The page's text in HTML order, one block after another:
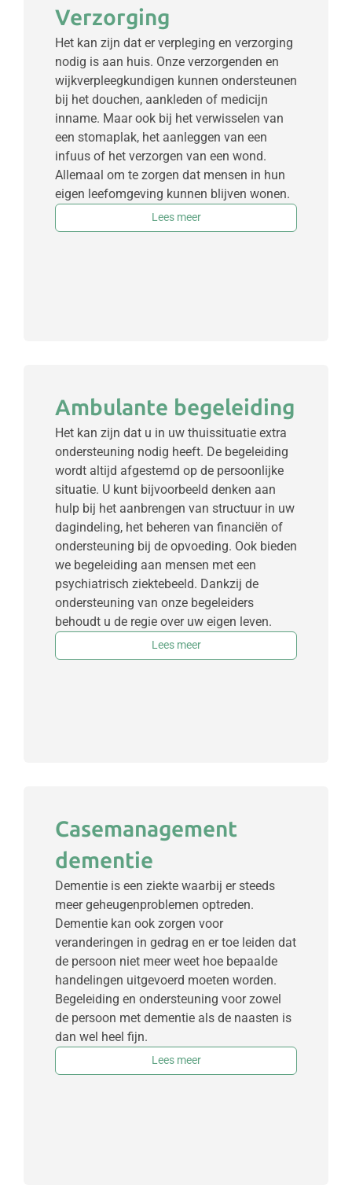
Verzorging
Het kan zijn dat er verpleging en verzorging
nodig is aan huis. Onze verzorgenden en
wijkverpleegkundigen kunnen ondersteunen
bij het douchen, aankleden of medicijn
inname. Maar ook bij het verwisselen van
een stomaplak, het aanleggen van een
infuus of het verzorgen van een wond.
Allemaal om te zorgen dat mensen in hun
eigen leefomgeving kunnen blijven wonen.
Lees meer
Ambulante begeleiding
Het kan zijn dat u in uw thuissituatie extra
ondersteuning nodig heeft. De begeleiding
wordt altijd afgestemd op de persoonlijke
situatie. U kunt bijvoorbeeld denken aan
hulp bij het aanbrengen van structuur in uw
dagindeling, het beheren van financiën of
ondersteuning bij de opvoeding. Ook bieden
we begeleiding aan mensen met een
psychiatrisch ziektebeeld. Dankzij de
ondersteuning van onze begeleiders
behoudt u de regie over uw eigen leven.
Lees meer
Casemanagement
dementie
Dementie is een ziekte waarbij er steeds
meer geheugenproblemen optreden.
Dementie kan ook zorgen voor
veranderingen in gedrag en er toe leiden dat
de persoon niet meer weet hoe bepaalde
handelingen uitgevoerd moeten worden.
Begeleiding en ondersteuning voor zowel
de persoon met dementie als de naasten is
dan wel heel fijn.
Lees meer